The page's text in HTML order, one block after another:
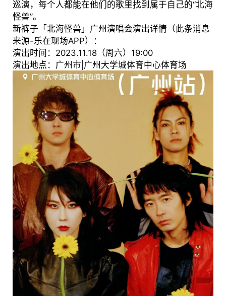
巡演，每个人都能在他们的歌里找到属于自己的“北海
怪兽”。
新裤子「北海怪兽」广州演唱会演出详情（此条消息
来源-乐在现场APP）：
演出时间：2023.11.18（周六）19:00
演出地点：广州市|广州大学城体育中心体育场